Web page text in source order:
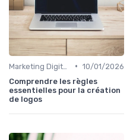
• 10/01/2026
Comprendre les règles
essentielles pour la création
de logos